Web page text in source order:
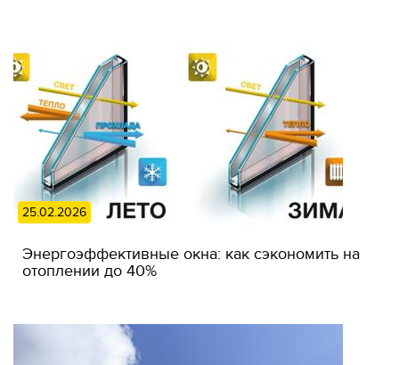
25.02.2026
Энергоэффективные окна: как сэкономить на
отоплении до 40%